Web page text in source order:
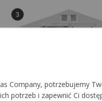
Company, potrzebujemy
potrzeb i zapewnić Ci